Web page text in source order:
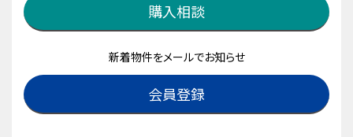
購入相談
新着物件をメールでお知らせ
会員登録